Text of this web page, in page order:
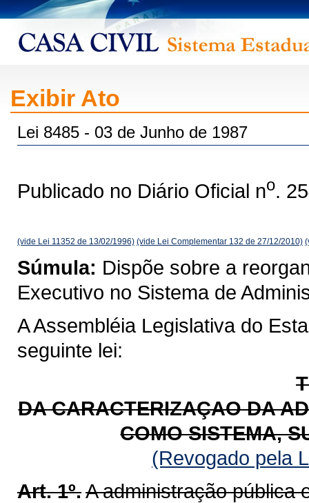
Exibir Ato
Lei 8485 - 03 de Junho de 1987
Publicado no Diário Oficial no.
(vide Lei 11352 de 13/02/1996) (vide Lei Complementar 132 de 27/12/2010)
Súmula: Dispõe sobre a
Executivo no Sistema de
A Assembléia Legislativa do
seguinte lei:
DA CARACTERIZAÇAO DA
COMO SISTEMA,
(Revogado pela
Art. 1º.A administração pública